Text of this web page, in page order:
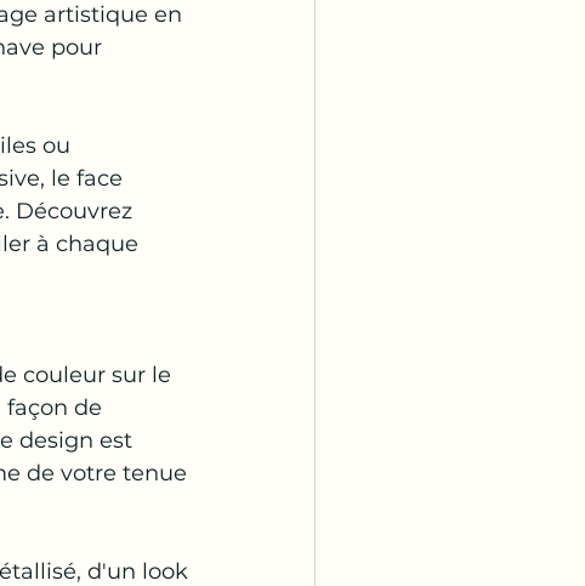
artistique en
pour
ou
le face
Découvrez
à chaque
couleur sur le
façon de
design est
de votre tenue
d'un look